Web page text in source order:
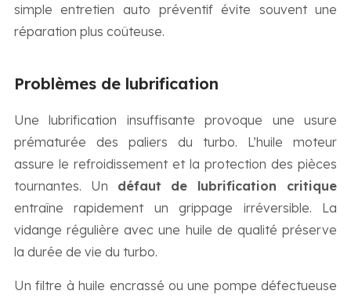
simple entretien auto préventif évite souvent une
réparation plus coûteuse.
Problèmes de lubrification
Une lubrification insuffisante provoque une usure
prématurée des paliers du turbo. L’huile moteur
assure le refroidissement et la protection des pièces
tournantes. Un défaut de lubrification critique
entraîne rapidement un grippage irréversible. La
vidange régulière avec une huile de qualité préserve
la durée de vie du turbo.
Un filtre à huile encrassé ou une pompe défectueuse